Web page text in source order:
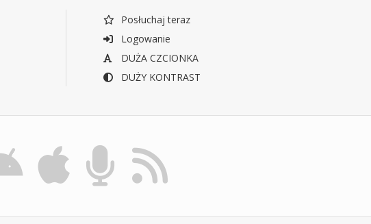
Posłuchaj teraz
Logowanie
DUŻA CZCIONKA
DUŻY KONTRAST